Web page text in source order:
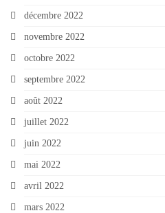
décembre 2022
novembre 2022
octobre 2022
septembre 2022
août 2022
juillet 2022
juin 2022
mai 2022
avril 2022
mars 2022